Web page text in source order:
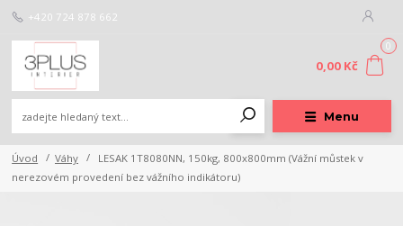
Menu
+420 724 878 662
0
0,00 Kč
Úvod Váhy
LESAK 1T8080NN, 150kg, 800x800mm (Vážní můstek v
nerezovém provedení bez vážního indikátoru)